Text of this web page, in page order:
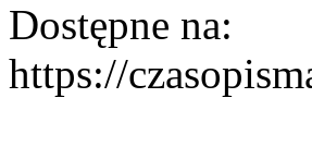
Dostępne na:
https://